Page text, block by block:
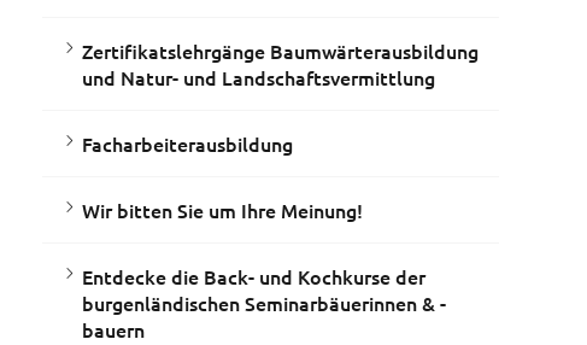
Zertifikatslehrgänge Baumwärterausbildung
und Natur- und Landschaftsvermittlung
Facharbeiterausbildung
Wir bitten Sie um Ihre Meinung!
Entdecke die Back- und Kochkurse der
burgenländischen Seminarbäuerinnen & -
bauern